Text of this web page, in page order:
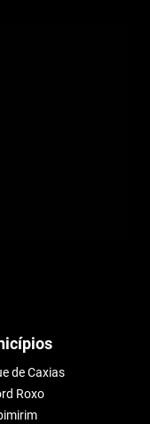
de Caxias
Roxo